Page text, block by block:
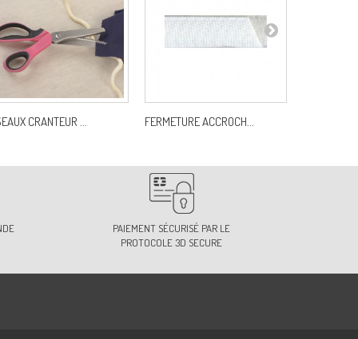
CRANTEUR ... FERMETURE ACCROCH...
PAIEMENT SÉCURISÉ PAR LE
PROTOCOLE 3D SECURE